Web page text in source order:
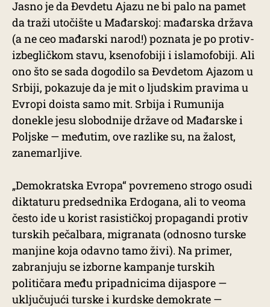
Jasno je da Đevdetu Ajazu ne bi palo na pamet
da traži utočište u Mađarskoj: mađarska država
(a ne ceo mađarski narod!) poznata je po protiv-
izbegličkom stavu, ksenofobiji i islamofobiji. Ali
ono što se sada dogodilo sa Đevdetom Ajazom u
Srbiji, pokazuje da je mit o ljudskim pravima u
Evropi doista samo mit. Srbija i Rumunija
donekle jesu slobodnije države od Mađarske i
Poljske — međutim, ove razlike su, na žalost,
zanemarljive.
„Demokratska Evropa“ povremeno strogo osudi
diktaturu predsednika Erdogana, ali to veoma
često ide u korist rasističkoj propagandi protiv
turskih pečalbara, migranata (odnosno turske
manjine koja odavno tamo živi). Na primer,
zabranjuju se izborne kampanje turskih
političara među pripadnicima dijaspore —
uključujući turske i kurdske demokrate —